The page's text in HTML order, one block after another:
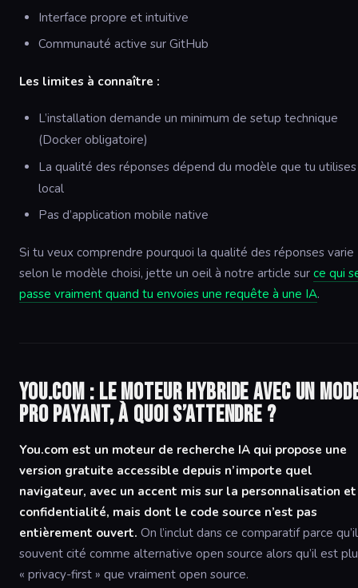
Interface propre et intuitive
Communauté active sur GitHub
Les limites à connaître :
L’installation demande un minimum de setup technique
(Docker obligatoire)
La qualité des réponses dépend du modèle que tu
local
Pas d’application mobile native
Si tu veux comprendre pourquoi la qualité des réponses varie
selon le modèle choisi, jette un oeil à notre article sur ce qui
passe vraiment quand tu envoies une requête à une IA.
You.com : le moteur hybride avec un
pro payant, à quoi s’attendre ?
You.com est un moteur de recherche IA qui propose une
version gratuite accessible depuis n’importe quel
navigateur, avec un accent mis sur la personnalisation
confidentialité, mais dont le code source n’est pas
entièrement ouvert. On l’inclut dans ce comparatif parce
souvent cité comme alternative open source alors qu’il est
« privacy-first » que vraiment open source.